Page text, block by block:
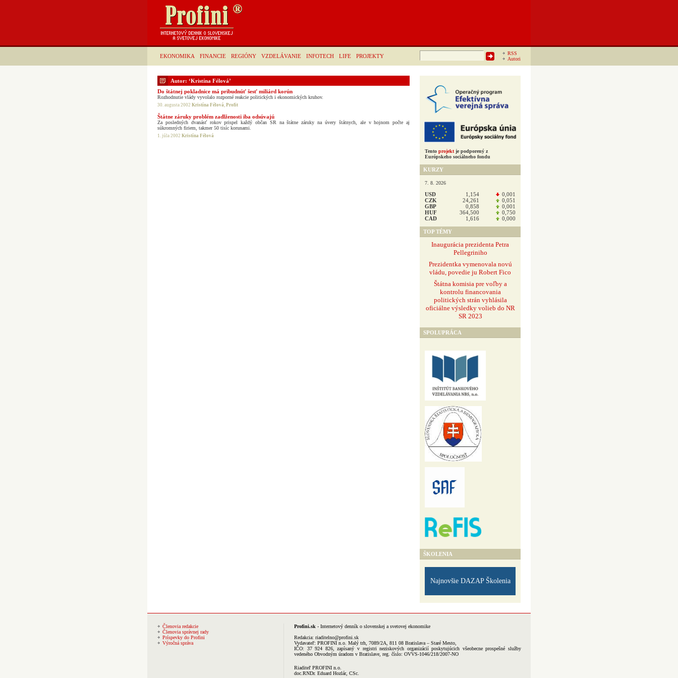
EKONOMIKA FINANCIE REGIÓNY VZDELÁVANIE INFOTECH LIFE PROJEKTY
RSS
Autori
Hľadať:
Autor: ‘Kristína Félová’
Do štátnej pokladnice má pribudnúť šesť miliárd korún
Rozhodnutie vlády vyvolalo rozporné reakcie politických i ekonomických kruhov.
30. augusta 2002 Kristína Félová, Profit
Štátne záruky problém zadlženosti iba odsúvajú
Za posledných dvanásť rokov prispel každý občan SR na štátne záruky na úvery štátnych, ale v hojnom počte aj
súkromných firiem, takmer 50 tisíc korunami.
1. júla 2002 Kristína Félová
Tento projekt je podporený z
Európskeho sociálneho fondu
KURZY
7. 8. 2026
USD 1,154
0,001
CZK
24,261
0,051
GBP
0,858
0,001
HUF
364,500
0,750
CAD
1,616 0,000
TOP TÉMY
Inaugurácia prezidenta Petra
Pellegriniho
Prezidentka vymenovala novú
vládu, povedie ju Robert Fico
Štátna komisia pre voľby a
kontrolu financovania
politických strán vyhlásila
oficiálne výsledky volieb do NR
SR 2023
SPOLUPRÁCA
ŠKOLENIA
Najnovšie DAZAP Školenia
Členovia redakcie
Členovia správnej rady
Príspevky do Profini
Výročná správa
Profini.sk - Internetový denník o slovenskej a svetovej ekonomike
Redakcia: riaditelno@profini.sk
Vydavateľ: PROFINI n.o. Malý trh, 7089/2A, 811 08 Bratislava – Staré Mesto,
IČO: 37 924 826, zapísaný v registri neziskových organizácií poskytujúcich všeobecne prospešné služby
vedeného Obvodným úradom v Bratislave, reg. číslo: OVVS-1046/218/2007-NO
Riaditeľ PROFINI n.o.
doc.RNDr. Eduard Hozlár, CSc.